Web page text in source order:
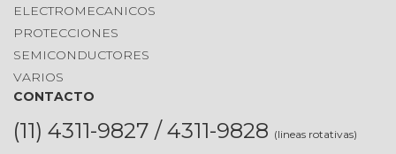
ELECTROMECANICOS
PROTECCIONES
SEMICONDUCTORES
VARIOS
CONTACTO
(11) 4311-9827 / 4311-9828 (lineas rotativas)